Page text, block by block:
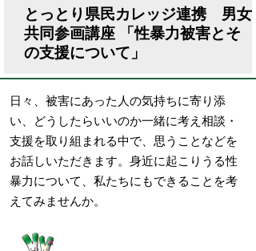
とっとり県民カレッジ連携 男女
共同参画講座 「性暴力被害とそ
の支援について」
日々、被害にあった人の気持ちに寄り添
い、 どうしたらいいのか一緒に考え相談・
支援を取り組まれる中で、思うことなどを
お話しいただきます。 身近に起こりうる性
暴力について、私たちにもできることを考
えてみませんか。